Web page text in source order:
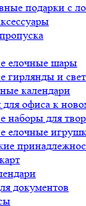
подарки с
елочные шары
гирлянды и
календари
офиса к
наборы для
елочные
документов